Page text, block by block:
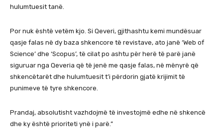
hulumtuesit tanë.
Por nuk është vetëm kjo. Si Qeveri, gjithashtu kemi mundësuar
qasje falas në dy baza shkencore të revistave, ato janë ‘Web of
Science’ dhe ‘Scopus’, të cilat po ashtu për herë të parë janë
siguruar nga Qeveria që të jenë me qasje falas, në mënyrë që
shkencëtarët dhe hulumtuesit t’i përdorin gjatë krijimit të
punimeve të tyre shkencore.
Prandaj, absolutisht vazhdojmë të investojmë edhe në shkencë
dhe ky është prioriteti ynë i parë.”